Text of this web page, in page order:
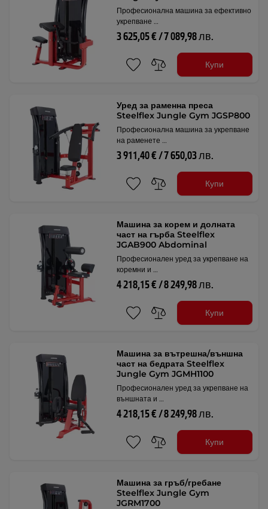
Професионална машина за ефективно
укрепване …
3 625,05 € / 7 089,98 лв.
Купи
Уред за раменна преса
Steelflex Jungle Gym JGSP800
Професионална машина за укрепване
на раменете …
3 911,40 € / 7 650,03 лв.
Купи
Машина за корем и долната
част на гърба Steelflex
JGAB900 Abdominal
Професионален уред за укрепване на
коремни и …
4 218,15 € / 8 249,98 лв.
Купи
Машина за вътрешна/външна
част на бедрата Steelflex
Jungle Gym JGMH1100
Професионален уред за укрепване на
външната и …
4 218,15 € / 8 249,98 лв.
Купи
Машина за гръб/гребане
Steelflex Jungle Gym
JGRM1700